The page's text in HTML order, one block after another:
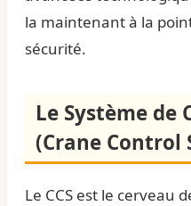
la maintenant à la
sécurité.
Le Système de
(Crane Control
Le CCS est le cerveau